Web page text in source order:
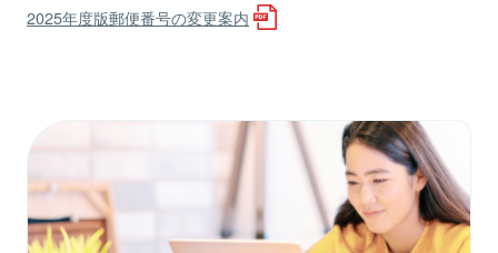
2025年度版郵便番号の変更案内